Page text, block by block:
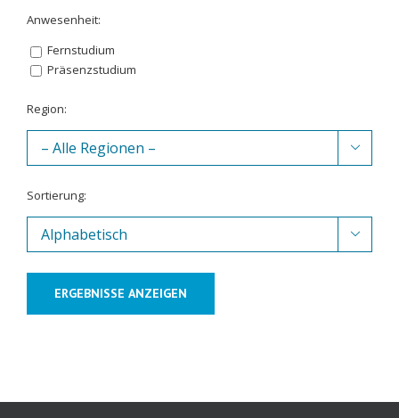
Anwesenheit:
Fernstudium
Präsenzstudium
Region:

Sortierung:

ERGEBNISSE ANZEIGEN